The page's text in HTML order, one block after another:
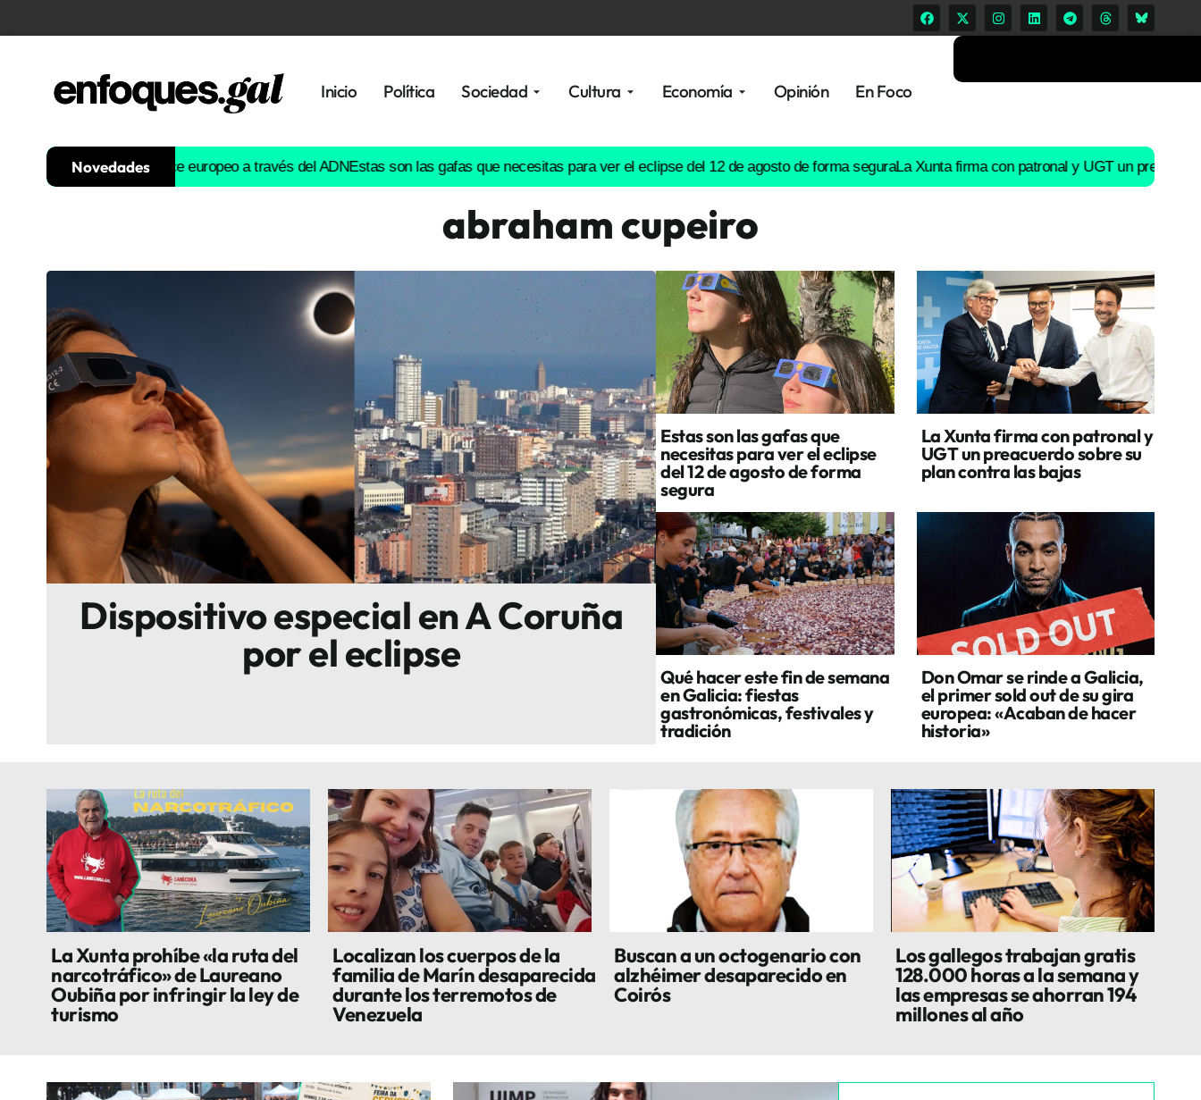
Inicio Política Sociedad Cultura Economía Opinión En Foco
Histórica
Gastronomía
Escenarios
Novedades
evolutiva del lince europeo a través del ADNEstas son las gafas que necesitas para ver el eclipse del 12 de agosto de forma seguraLa Xunta firma con patronal y UGT un preacuerdo sobre
abraham cupeiro
Dispositivo especial en A Coruña
por el eclipse
Estas son las gafas que
necesitas para ver el eclipse
del 12 de agosto de forma
segura
La Xunta firma con patronal y
UGT un preacuerdo sobre su
plan contra las bajas
Qué hacer este fin de semana
en Galicia: fiestas
gastronómicas, festivales y
tradición
Don Omar se rinde a Galicia,
el primer sold out de su gira
europea: «Acaban de hacer
historia»
La Xunta prohíbe «la ruta del
narcotráfico» de Laureano
Oubiña por infringir la ley de
turismo
Localizan los cuerpos de la
familia de Marín desaparecida
durante los terremotos de
Venezuela
Buscan a un octogenario con
alzhéimer desaparecido en
Coirós
Los gallegos trabajan gratis
128.000 horas a la semana y
las empresas se ahorran 194
millones al año